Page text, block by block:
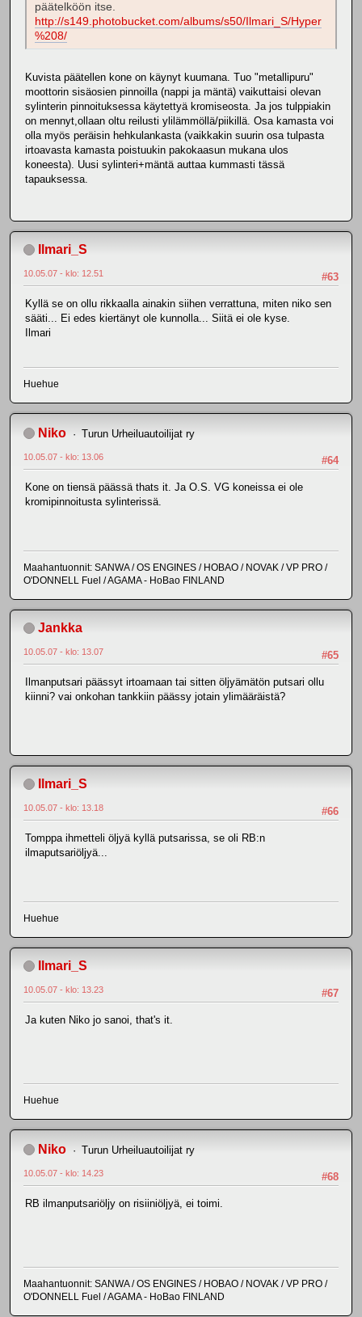
päätelköön itse.
http://s149.photobucket.com/albums/s50/Ilmari_S/Hyper
%208/
Kuvista päätellen kone on käynyt kuumana. Tuo "metallipuru"
moottorin sisäosien pinnoilla (nappi ja mäntä) vaikuttaisi olevan
sylinterin pinnoituksessa käytettyä kromiseosta. Ja jos tulppiakin
on mennyt,ollaan oltu reilusti ylilämmöllä/piikillä. Osa kamasta voi
olla myös peräisin hehkulankasta (vaikkakin suurin osa tulpasta
irtoavasta kamasta poistuukin pakokaasun mukana ulos
koneesta). Uusi sylinteri+mäntä auttaa kummasti tässä
tapauksessa.
Ilmari_S
#63
10.05.07 - klo: 12.51
Kyllä se on ollu rikkaalla ainakin siihen verrattuna, miten niko sen
sääti... Ei edes kiertänyt ole kunnolla... Siitä ei ole kyse.
Ilmari
Huehue
Niko Turun Urheiluautoilijat ry
#64
10.05.07 - klo: 13.06
Kone on tiensä päässä thats it. Ja O.S. VG koneissa ei ole
kromipinnoitusta sylinterissä.
Maahantuonnit: SANWA / OS ENGINES / HOBAO / NOVAK / VP PRO /
O'DONNELL Fuel / AGAMA - HoBao FINLAND
Jankka
#65
10.05.07 - klo: 13.07
Ilmanputsari päässyt irtoamaan tai sitten öljyämätön putsari ollu
kiinni? vai onkohan tankkiin päässy jotain ylimääräistä?
Ilmari_S
#66
10.05.07 - klo: 13.18
Tomppa ihmetteli öljyä kyllä putsarissa, se oli RB:n
ilmaputsariöljyä...
Huehue
Ilmari_S
#67
10.05.07 - klo: 13.23
Ja kuten Niko jo sanoi, that's it.
Huehue
Niko Turun Urheiluautoilijat ry
#68
10.05.07 - klo: 14.23
RB ilmanputsariöljy on risiiniöljyä, ei toimi.
Maahantuonnit: SANWA / OS ENGINES / HOBAO / NOVAK / VP PRO /
O'DONNELL Fuel / AGAMA - HoBao FINLAND